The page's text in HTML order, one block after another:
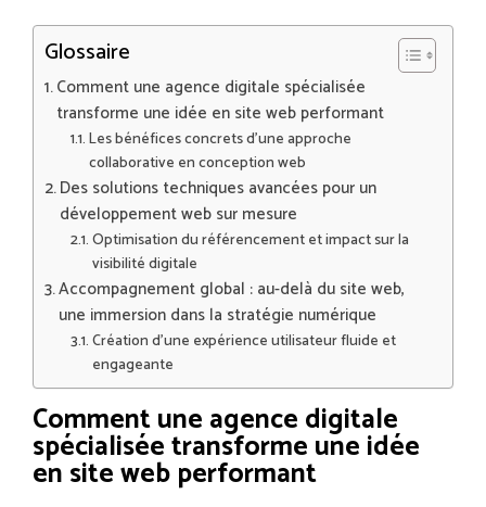
Glossaire
Comment une agence digitale spécialisée
transforme une idée en site web performant
Les bénéfices concrets d’une approche
collaborative en conception web
Des solutions techniques avancées pour un
développement web sur mesure
Optimisation du référencement et impact sur la
visibilité digitale
Accompagnement global : au-delà du site web,
une immersion dans la stratégie numérique
Création d’une expérience utilisateur fluide et
engageante
Comment une agence digitale
spécialisée transforme une idée
en site web performant